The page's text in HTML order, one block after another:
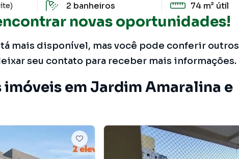
novas oportunidades!
mais disponível, mas você pode conferir outros
seu contato para receber mais informações.
2 banheiros 74 m² útil
em Jardim Amaralina e